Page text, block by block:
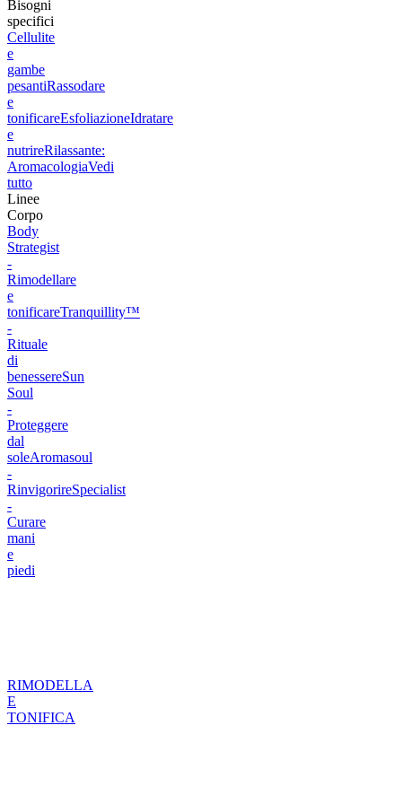
Bisogni
specifici
Cellulite
e
gambe
pesantiRassodare
e
tonificareEsfoliazioneIdratare
e
nutrireRilassante:
AromacologiaVedi
tutto
Linee
Corpo
Body
Strategist
-
Rimodellare
e
tonificareTranquillity™
-
Rituale
di
benessereSun
Soul
-
Proteggere
dal
soleAromasoul
-
RinvigorireSpecialist
-
Curare
mani
e
piedi
RIMODELLA
E
TONIFICA